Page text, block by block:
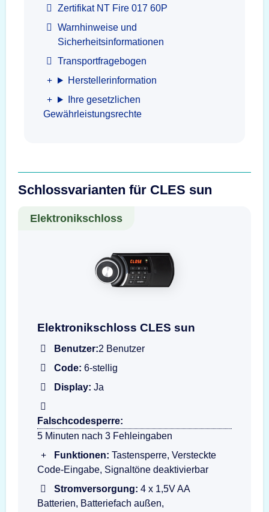
Zertifikat NT Fire 017 60P
Warnhinweise und
Sicherheitsinformationen
Transportfragebogen
Herstellerinformation
Ihre gesetzlichen
Gewährleistungsrechte
Schlossvarianten für CLES sun
Elektronikschloss
Darstellung der Eingabeeinheit CLES sun
Elektronikschloss CLES sun
Benutzer:2 Benutzer
Code: 6-stellig
Display: Ja
Falschcodesperre:
5 Minuten nach 3 Fehleingaben
Funktionen: Tastensperre, Versteckte
Code-Eingabe, Signaltöne deaktivierbar
Stromversorgung: 4 x 1,5V AA
Batterien, Batteriefach außen,